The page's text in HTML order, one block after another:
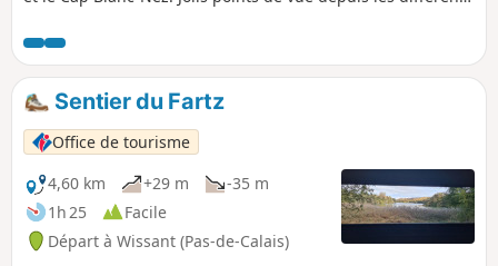
Sentier du Fartz
Office de tourisme
4,60 km
+29 m
-35 m
1h 25
Facile
Départ à Wissant (Pas-de-Calais)